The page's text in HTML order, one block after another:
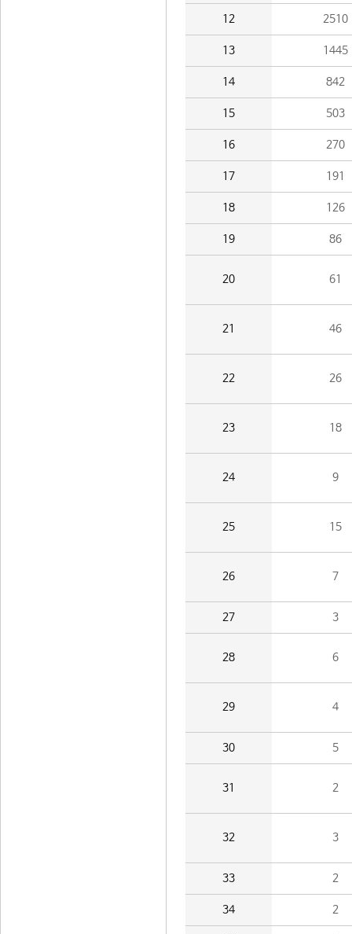
12 2510
13 1445
14 842
15 503
16 270
17 191
18 126
19 86
20 61
21 46
22 26
23 18
24 9
25 15
26 7
27 3
28 6
29 4
30 5
31 2
32 3
33 2
34 2